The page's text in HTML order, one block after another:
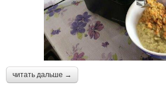
читать дальше →